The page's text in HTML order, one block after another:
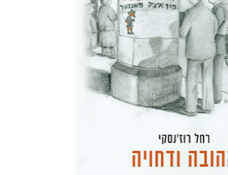
הנחת אתר ספר מודפס
$46